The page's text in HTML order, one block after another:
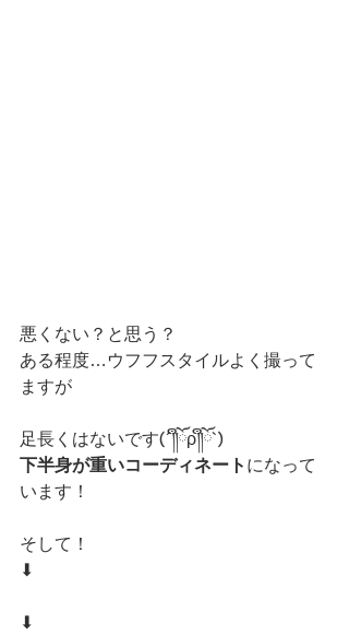
悪くない？と思う？
ある程度…ウフフスタイルよく撮って
ますが
足長くはないです(´༎ຶོρ༎ຶོ`)
下半身が重いコーディネート になって
います！
そして！
⬇︎
⬇︎